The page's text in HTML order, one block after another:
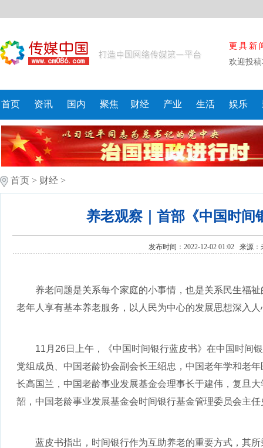
更具新
欢迎投
首页 资讯 国内 聚焦 财经 产业 生活 娱乐
首页 > 财经 >
养老观察｜首部《中国时间
发布时间：2022-12-02 01:02 来源：
养老问题是关系每个家庭的小事情，也是关系民生福
老年人享有基本养老服务，以人民为中心的发展思想深入人
11月26日上午，《中国时间银行蓝皮书》在中国时间
党组成员、中国老龄协会副会长王绍忠，中国老年学和老
长高国兰，中国老龄事业发展基金会理事长于建伟，复旦
韶，中国老龄事业发展基金会时间银行基金管理委员会主
蓝皮书指出，时间银行作为互助养老的重要方式，其